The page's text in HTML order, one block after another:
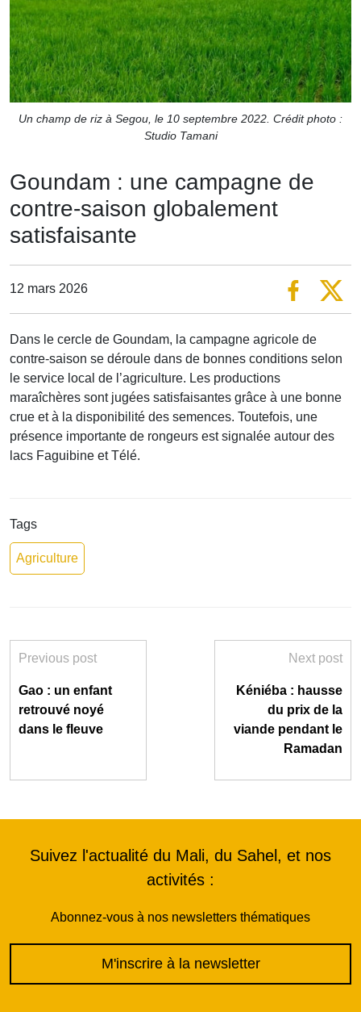
Un champ de riz à Segou, le 10 septembre 2022. Crédit photo :
Studio Tamani
Goundam : une campagne de
contre-saison globalement
satisfaisante
12 mars 2026
Dans le cercle de Goundam, la campagne agricole de
contre-saison se déroule dans de bonnes conditions selon
le service local de l’agriculture. Les productions
maraîchères sont jugées satisfaisantes grâce à une bonne
crue et à la disponibilité des semences. Toutefois, une
présence importante de rongeurs est signalée autour des
lacs Faguibine et Télé.
Tags
Agriculture
Previous post
Gao : un enfant
retrouvé noyé
dans le fleuve
Next post
Kéniéba : hausse
du prix de la
viande pendant le
Ramadan
Suivez l'actualité du Mali, du Sahel, et nos
activités :
Abonnez-vous à nos newsletters thématiques
M'inscrire à la newsletter